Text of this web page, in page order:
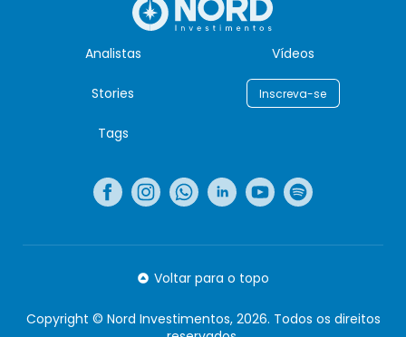
Analistas Vídeos
Stories Inscreva-se
Tags
Voltar para o topo
Copyright © Nord Investimentos, 2026. Todos os direitos